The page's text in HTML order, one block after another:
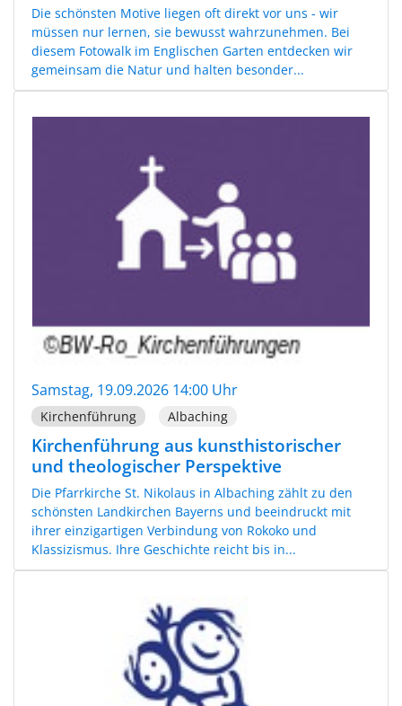
Die schönsten Motive liegen oft direkt vor uns - wir
müssen nur lernen, sie bewusst wahrzunehmen. Bei
diesem Fotowalk im Englischen Garten entdecken wir
gemeinsam die Natur und halten besonder...
Samstag, 19.09.2026 14:00 Uhr
Kirchenführung Albaching
Kirchenführung aus kunsthistorischer
und theologischer Perspektive
Die Pfarrkirche St. Nikolaus in Albaching zählt zu den
schönsten Landkirchen Bayerns und beeindruckt mit
ihrer einzigartigen Verbindung von Rokoko und
Klassizismus. Ihre Geschichte reicht bis in...